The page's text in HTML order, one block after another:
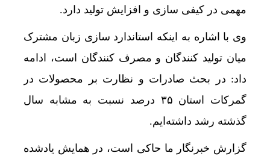
مهمی در کیفی سازی و افزایش تولید دارد.
وی با اشاره به اینکه استاندارد سازی زبان مشترک
میان تولید کنندگان و مصرف کنندگان است، ادامه
داد: در بحث صادرات و نظارت بر محصولات در
گمرکات استان ۳۵ درصد نسبت به مشابه سال
گذشته رشد داشته‌ایم.
گزارش خبرنگار ما حاکی است، در همایش یادشده